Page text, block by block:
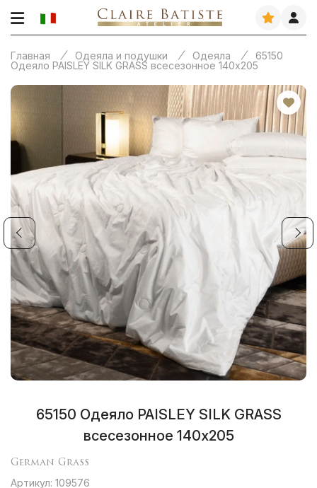
Главная Одеяла и подушки Одеяла
65150
Одеяло PAISLEY SILK GRASS всесезонное 140х205
65150 Одеяло PAISLEY SILK GRASS
всесезонное 140х205
German Grass
Артикул: 109576